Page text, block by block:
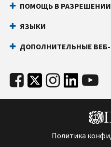
ПОМОЩЬ В
ЯЗЫКИ
ДОПОЛНИТЕЛЬНЫЕ
Политика